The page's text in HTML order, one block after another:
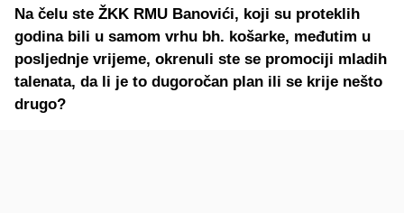
Na čelu ste ŽKK RMU Banovići, koji su proteklih
godina bili u samom vrhu bh. košarke, međutim u
posljednje vrijeme, okrenuli ste se promociji mladih
talenata, da li je to dugoročan plan ili se krije nešto
drugo?